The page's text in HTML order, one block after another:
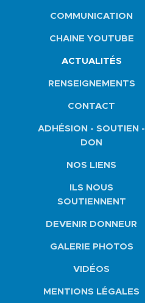
COMMUNICATION
CHAINE YOUTUBE
ACTUALITÉS
RENSEIGNEMENTS
CONTACT
ADHÉSION - SOUTIEN -
DON
NOS LIENS
ILS NOUS
SOUTIENNENT
DEVENIR DONNEUR
GALERIE PHOTOS
VIDÉOS
MENTIONS LÉGALES